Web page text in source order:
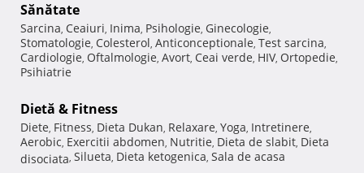
Sănătate
Sarcina, Ceaiuri, Inima, Psihologie, Ginecologie,
Stomatologie, Colesterol, Anticonceptionale, Test sarcina,
Cardiologie, Oftalmologie, Avort, Ceai verde, HIV, Ortopedie,
Psihiatrie
Dietă & Fitness
Diete, Fitness, Dieta Dukan, Relaxare, Yoga, Intretinere,
Aerobic, Exercitii abdomen, Nutritie, Dieta de slabit, Dieta
disociata, Silueta, Dieta ketogenica, Sala de acasa